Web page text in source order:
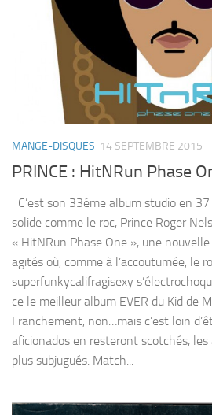
MANGE-DISQUES 14 SEPTEMBRE 2015
PRINCE : HitNRun Phase
C’est son 33éme album studio en
solide comme le roc, Prince Roger
« HitNRun Phase One », une
agités où, comme à l’accoutumée, le
superfunkycalifragisexy
ce le meilleur album EVER du Kid de
Franchement, non…mais c’est loin
aficionados en resteront scotchés,
plus subjugués. Match...